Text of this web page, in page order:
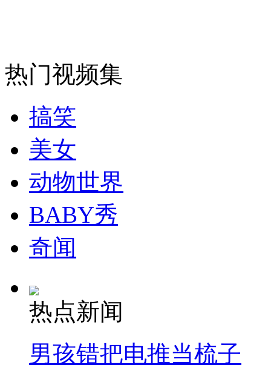
消防员救轻生者 花炮节热闹非凡
纽约上演“枕头大战”
司机酒驾遇交警 急速倒车逃窜
热门视频集
搞笑
美女
动物世界
BABY秀
奇闻
热点新闻
男孩错把电推当梳子